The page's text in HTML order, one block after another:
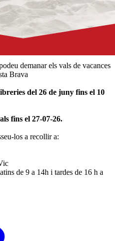
demanar els vals de vacances
Brava
del 26 de juny fins el 10
fins el 27-07-26.
los a recollir a:
de 9 a 14h i tardes de 16 h a